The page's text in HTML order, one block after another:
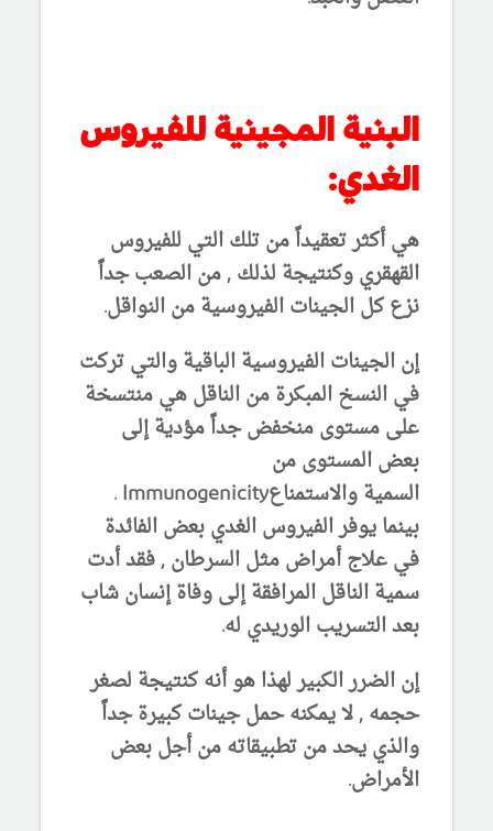
البنية المجينية للفيروس
الغدي:
هي أكثر تعقيداً من تلك التي للفيروس
القهقري وكنتيجة لذلك , من الصعب جداً
نزع كل الجينات الفيروسية من النواقل.
إن الجينات الفيروسية الباقية والتي تركت
في النسخ المبكرة من الناقل هي منتسخة
على مستوى منخفض جداً مؤدية إلى
بعض المستوى من
السمية
والاستمناعImmunogenicity .
بينما يوفر الفيروس الغدي بعض الفائدة
في علاج أمراض مثل السرطان , فقد أدت
سمية الناقل المرافقة إلى وفاة إنسان شاب
بعد التسريب الوريدي له.
إن الضرر الكبير لهذا هو أنه كنتيجة لصغر
حجمه , لا يمكنه حمل جينات كبيرة جداً
والذي يحد من تطبيقاته من أجل بعض
الأمراض.